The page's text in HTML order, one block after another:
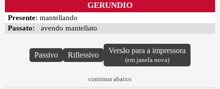
GERUNDIO
Presente: mantellando
Passato: avendo mantellato
Passivo Riflessivo
Versão para a impressora
(em janela nova)
continua abaixo